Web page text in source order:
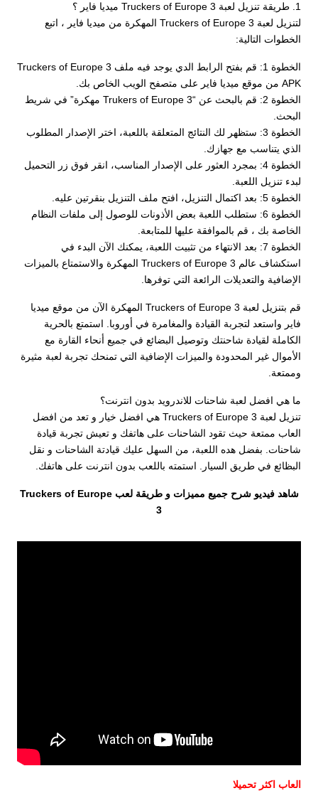
1. طريقة تنزيل لعبة Truckers of Europe 3 ميديا فاير ؟
لتنزيل لعبة Truckers of Europe 3 المهكرة من ميديا فاير ، اتبع
الخطوات التالية:
الخطوة 1: قم بفتح الرابط الدي يوجد فيه ملف Truckers of Europe 3
APK من موقع ميديا فاير على متصفح الويب الخاص بك.
الخطوة 2: قم بالبحث عن “Trukers of Europe 3 مهكرة” في شريط
البحث.
الخطوة 3: ستظهر لك النتائج المتعلقة باللعبة، اختر الإصدار المطلوب
الذي يتناسب مع جهازك.
الخطوة 4: بمجرد العثور على الإصدار المناسب، انقر فوق زر التحميل
لبدء تنزيل اللعبة.
الخطوة 5: بعد اكتمال التنزيل، افتح ملف التنزيل بنقرتين عليه.
الخطوة 6: ستطلب اللعبة بعض الأذونات للوصول إلى ملفات النظام
الخاصة بك ، قم بالموافقة عليها للمتابعة.
الخطوة 7: بعد الانتهاء من تثبيت اللعبة، يمكنك الآن البدء في
استكشاف عالم Truckers of Europe 3 المهكرة والاستمتاع بالميزات
الإضافية والتعديلات الرائعة التي توفرها.
قم بتنزيل لعبة Truckers of Europe 3 المهكرة الآن من موقع ميديا
فاير واستعد لتجربة القيادة والمغامرة في أوروبا. استمتع بالحرية
الكاملة لقيادة شاحنتك وتوصيل البضائع في جميع أنحاء القارة مع
الأموال غير المحدودة والميزات الإضافية التي تمنحك تجربة لعبة مثيرة
وممتعة.
ما هي افضل لعبة شاحنات للاندرويد بدون انترنت؟
تنزيل لعبة Truckers of Europe 3 هي افضل خيار و تعد من افضل
العاب ممتعة حيث تقود الشاحنات على هاتفك و تعيش تجربة قيادة
شاحنات. بفضل هده اللعبة، من السهل عليك قيادتة الشاحنات و نقل
البظائع في طريق السيار. استمته باللعب بدون انترنت على هاتفك.
شاهد فيديو شرح جميع مميزات و طريقة لعب Truckers of Europe
3
العاب اكثر تحميلا